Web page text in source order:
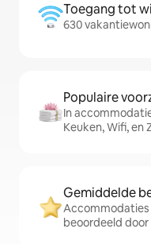
Toegang tot
630
Populaire
In
Keuken, Wifi, en
Gemiddelde
Accommodaties
beoordeeld